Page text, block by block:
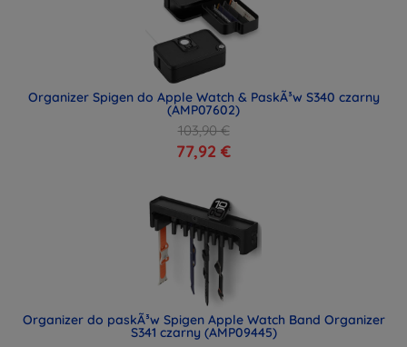
Organizer Spigen do Apple Watch & PaskÃ³w S340 czarny
(AMP07602)
103,90 €
77,92 €
Organizer do paskÃ³w Spigen Apple Watch Band Organizer
S341 czarny (AMP09445)